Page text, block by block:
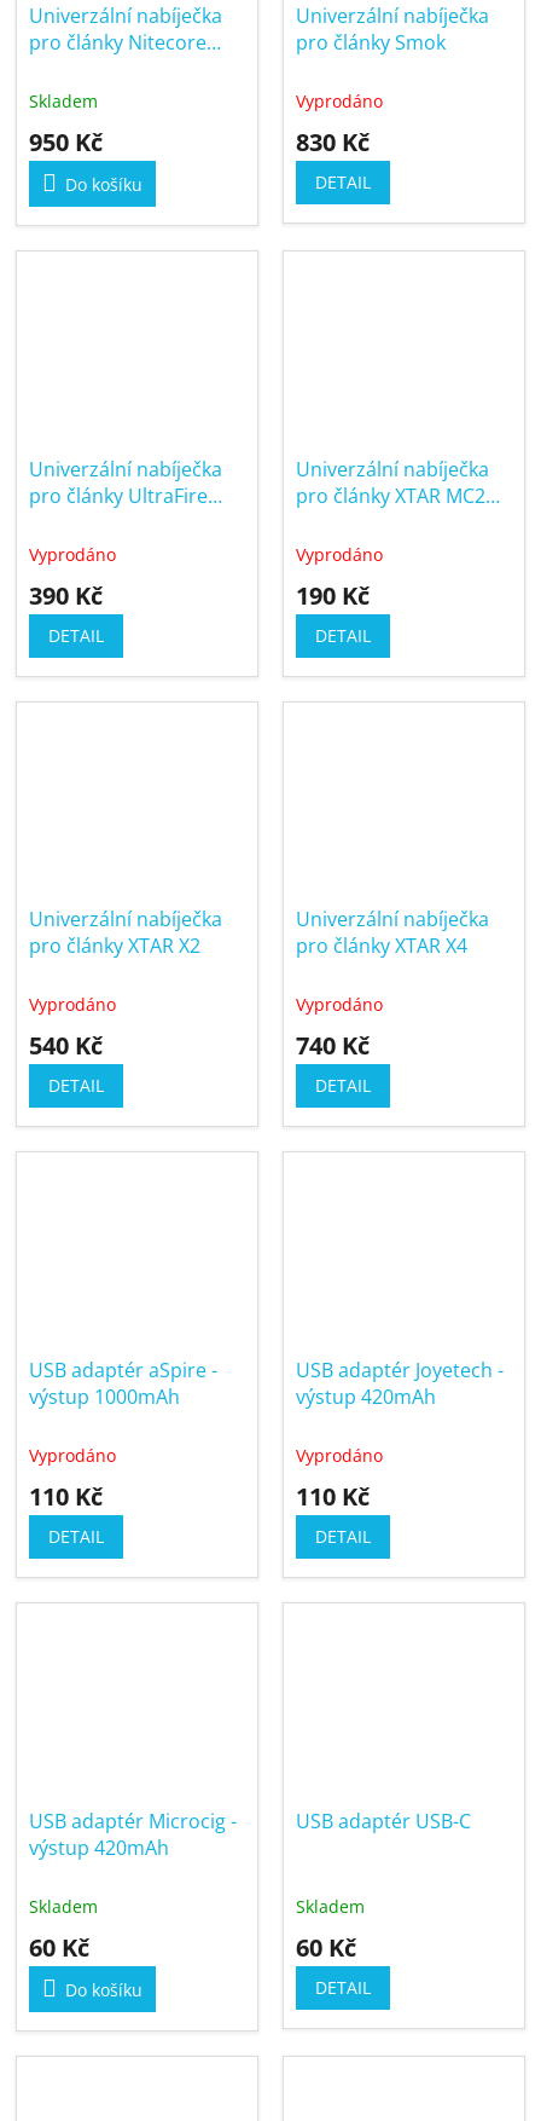
Univerzální nabíječka
pro články Nitecore
Skladem
950 Kč
Do košíku
Univerzální nabíječka
pro články Smok
Vyprodáno
830 Kč
DETAIL
Univerzální nabíječka
pro články UltraFire
Vyprodáno
390 Kč
DETAIL
Univerzální nabíječka
pro články XTAR MC2
Vyprodáno
190 Kč
DETAIL
Univerzální nabíječka
pro články XTAR X2
Vyprodáno
540 Kč
DETAIL
Univerzální nabíječka
pro články XTAR X4
Vyprodáno
740 Kč
DETAIL
USB adaptér aSpire -
výstup 1000mAh
Vyprodáno
110 Kč
DETAIL
USB adaptér Joyetech -
výstup 420mAh
Vyprodáno
110 Kč
DETAIL
USB adaptér Microcig -
výstup 420mAh
Skladem
60 Kč
Do košíku
USB adaptér USB-C
Skladem
60 Kč
DETAIL